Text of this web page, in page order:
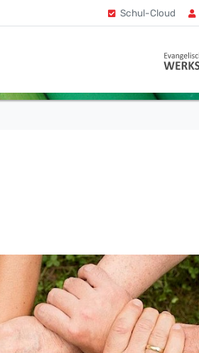
Schul-Cloud